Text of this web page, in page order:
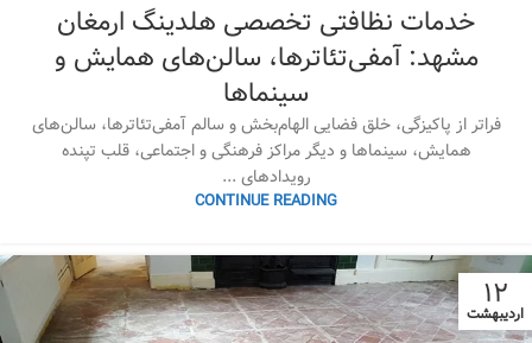
خدمات نظافتی تخصصی هلدینگ ارمغان
مشهد: آمفی‌تئاترها، سالن‌های همایش و
سینماها
فراتر از پاکیزگی، خلق فضایی الهام‌بخش و سالم آمفی‌تئاترها، سالن‌های
همایش، سینماها و دیگر مراکز فرهنگی و اجتماعی، قلب تپنده
رویدادهای ...
CONTINUE READING
۱۲
اردیبهشت